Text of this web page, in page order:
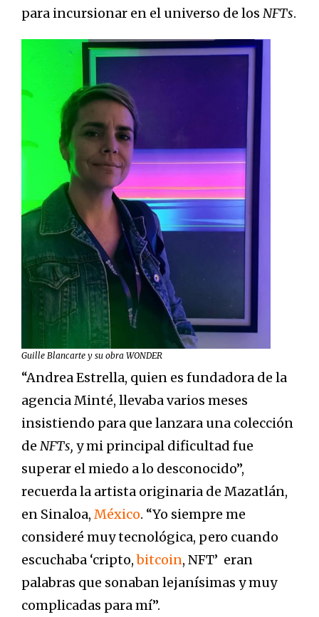
para incursionar en el universo de los NFTs.
Guille Blancarte y su obra WONDER
“Andrea Estrella, quien es fundadora de la
agencia Minté, llevaba varios meses
insistiendo para que lanzara una colección
de NFTs, y mi principal dificultad fue
superar el miedo a lo desconocido”,
recuerda la artista originaria de Mazatlán,
en Sinaloa, México. “Yo siempre me
consideré muy tecnológica, pero cuando
escuchaba ‘cripto,bitcoin, NFT’ eran
palabras que sonaban lejanísimas y muy
complicadas para mí”.